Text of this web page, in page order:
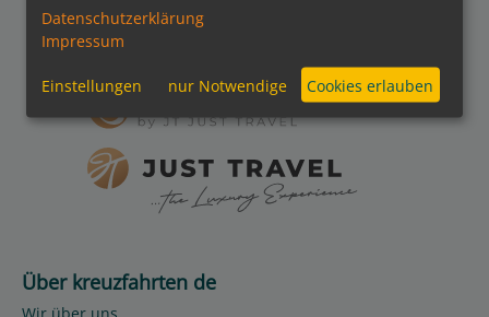
Über kreuzfahrten de
Datenschutzerklärung
Impressum
Einstellungen nur Notwendige Cookies erlauben